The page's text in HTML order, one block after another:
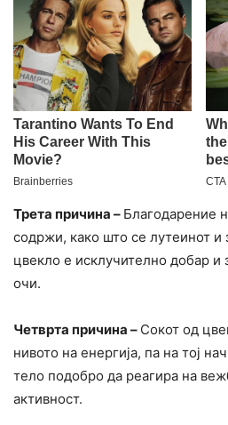
Трета причина – Благодарение
содржи, како што се лутеинот и
цвекло е исклучително добар и
очи.
Четврта причина – Сокот од
нивото на енергија, па на тој
тело подобро да реагира на
активност.